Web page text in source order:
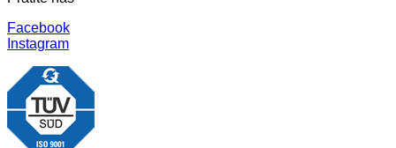
Facebook
Instagram